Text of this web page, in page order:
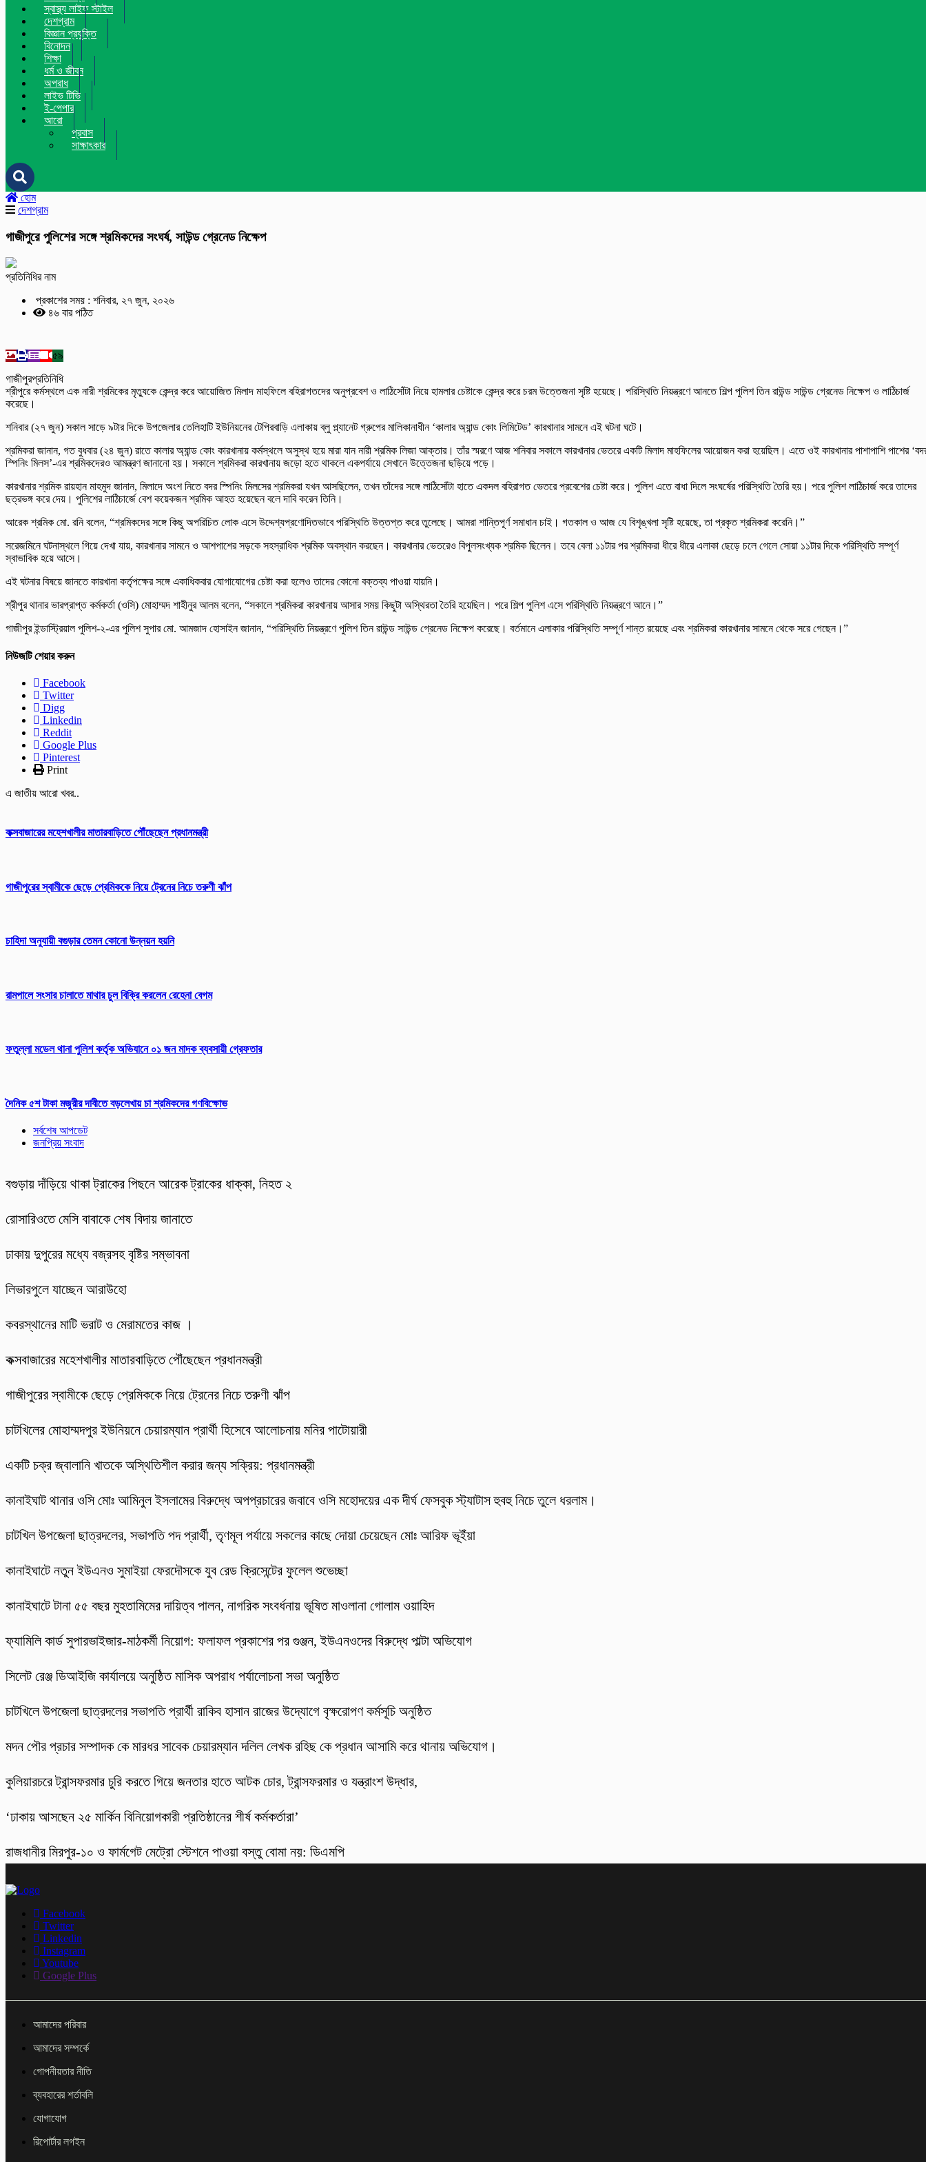
স্বাস্থ্য লাইফ স্টাইল
দেশগ্রাম
বিজ্ঞান প্রযুক্তি
বিনোদন
শিক্ষা
ধর্ম ও জীবন
অপরাধ
লাইভ টিভি
ই-পেপার
আরো
প্রবাস
সাক্ষাৎকার
হোম
দেশগ্রাম
গাজীপুরে পুলিশের সঙ্গে শ্রমিকদের সংঘর্ষ, সাউন্ড গ্রেনেড নিক্ষেপ
প্রতিনিধির নাম
প্রকাশের সময় : শনিবার, ২৭ জুন, ২০২৬
৪৬ বার পঠিত
৫৯
গাজীপুরপ্রতিনিধি
শ্রীপুরে কর্মস্থলে এক নারী শ্রমিকের মৃত্যুকে কেন্দ্র করে আয়োজিত মিলাদ মাহফিলে বহিরাগতদের অনুপ্রবেশ ও লাঠিসোঁটা নিয়ে হামলার চেষ্টাকে কেন্দ্র করে চরম উত্তেজনা সৃষ্টি হয়েছে। পরিস্থিতি নিয়ন্ত্রণে আনতে শিল্প পুলিশ তিন রাউন্ড সাউন্ড গ্রেনেড নিক্ষেপ ও লাঠিচার্জ
করেছে।
শনিবার (২৭ জুন) সকাল সাড়ে ৯টার দিকে উপজেলার তেলিহাটি ইউনিয়নের টেপিরবাড়ি এলাকায় ব্লু প্ল্যানেট গ্রুপের মালিকানাধীন ‘কালার অ্যান্ড কোং লিমিটেড’ কারখানার সামনে এই ঘটনা ঘটে।
শ্রমিকরা জানান, গত বুধবার (২৪ জুন) রাতে কালার অ্যান্ড কোং কারখানায় কর্মস্থলে অসুস্থ হয়ে মারা যান নারী শ্রমিক লিজা আক্তার। তাঁর স্মরণে আজ শনিবার সকালে কারখানার ভেতরে একটি মিলাদ মাহফিলের আয়োজন করা হয়েছিল। এতে ওই কারখানার পাশাপাশি পাশের
স্পিনিং মিলস’-এর শ্রমিকদেরও আমন্ত্রণ জানানো হয়। সকালে শ্রমিকরা কারখানায় জড়ো হতে থাকলে একপর্যায়ে সেখানে উত্তেজনা ছড়িয়ে পড়ে।
কারখানার শ্রমিক রায়হান মাহমুদ জানান, মিলাদে অংশ নিতে বদর স্পিনিং মিলসের শ্রমিকরা যখন আসছিলেন, তখন তাঁদের সঙ্গে লাঠিসোঁটা হাতে একদল বহিরাগত ভেতরে প্রবেশের চেষ্টা করে। পুলিশ এতে বাধা দিলে সংঘর্ষের পরিস্থিতি তৈরি হয়। পরে পুলিশ লাঠিচার্জ করে তাদের
ছত্রভঙ্গ করে দেয়। পুলিশের লাঠিচার্জে বেশ কয়েকজন শ্রমিক আহত হয়েছেন বলে দাবি করেন তিনি।
আরেক শ্রমিক মো. রনি বলেন, “শ্রমিকদের সঙ্গে কিছু অপরিচিত লোক এসে উদ্দেশ্যপ্রণোদিতভাবে পরিস্থিতি উত্তপ্ত করে তুলেছে। আমরা শান্তিপূর্ণ সমাধান চাই। গতকাল ও আজ যে বিশৃঙ্খলা সৃষ্টি হয়েছে, তা প্রকৃত শ্রমিকরা করেনি।”
সরেজমিনে ঘটনাস্থলে গিয়ে দেখা যায়, কারখানার সামনে ও আশপাশের সড়কে সহস্রাধিক শ্রমিক অবস্থান করছেন। কারখানার ভেতরেও বিপুলসংখ্যক শ্রমিক ছিলেন। তবে বেলা ১১টার পর শ্রমিকরা ধীরে ধীরে এলাকা ছেড়ে চলে গেলে সোয়া ১১টার দিকে পরিস্থিতি সম্পূর্ণ
স্বাভাবিক হয়ে আসে।
এই ঘটনার বিষয়ে জানতে কারখানা কর্তৃপক্ষের সঙ্গে একাধিকবার যোগাযোগের চেষ্টা করা হলেও তাদের কোনো বক্তব্য পাওয়া যায়নি।
শ্রীপুর থানার ভারপ্রাপ্ত কর্মকর্তা (ওসি) মোহাম্মদ শাহীনুর আলম বলেন, “সকালে শ্রমিকরা কারখানায় আসার সময় কিছুটা অস্থিরতা তৈরি হয়েছিল। পরে শিল্প পুলিশ এসে পরিস্থিতি নিয়ন্ত্রণে আনে।”
গাজীপুর ইন্ডাস্ট্রিয়াল পুলিশ-২-এর পুলিশ সুপার মো. আমজাদ হোসাইন জানান, “পরিস্থিতি নিয়ন্ত্রণে পুলিশ তিন রাউন্ড সাউন্ড গ্রেনেড নিক্ষেপ করেছে। বর্তমানে এলাকার পরিস্থিতি সম্পূর্ণ শান্ত রয়েছে এবং শ্রমিকরা কারখানার সামনে থেকে সরে গেছেন।”
নিউজটি শেয়ার করুন
Facebook
Twitter
Digg
Linkedin
Reddit
Google Plus
Pinterest
Print
এ জাতীয় আরো খবর..
কক্সবাজারের মহেশখালীর মাতারবাড়িতে পৌঁছেছেন প্রধানমন্ত্রী
গাজীপুরের স্বামীকে ছেড়ে প্রেমিককে নিয়ে ট্রেনের নিচে তরুণী ঝাঁপ
চাহিদা অনুযায়ী বগুড়ার তেমন কোনো উন্নয়ন হয়নি
‎রামপালে সংসার চালাতে মাথার চুল বিক্রি করলেন রেহেনা বেগম
ফতুল্লা মডেল থানা পুলিশ কর্তৃক অভিযানে ০১ জন মাদক ব্যবসায়ী গ্রেফতার
দৈনিক ৫শ টাকা মজুরীর দাবীতে বড়লেখায় চা শ্রমিকদের গণবিক্ষোভ
সর্বশেষ আপডেট
জনপ্রিয় সংবাদ
বগুড়ায় দাঁড়িয়ে থাকা ট্রাকের পিছনে আরেক ট্রাকের ধাক্কা, নিহত ২
রোসারিওতে মেসি বাবাকে শেষ বিদায় জানাতে
ঢাকায় দুপুরের মধ্যে বজ্রসহ বৃষ্টির সম্ভাবনা
লিভারপুলে যাচ্ছেন আরাউহো
কবরস্থানের মাটি ভরাট ও মেরামতের কাজ ।
কক্সবাজারের মহেশখালীর মাতারবাড়িতে পৌঁছেছেন প্রধানমন্ত্রী
গাজীপুরের স্বামীকে ছেড়ে প্রেমিককে নিয়ে ট্রেনের নিচে তরুণী ঝাঁপ
চাটখিলের মোহাম্মদপুর ইউনিয়নে চেয়ারম্যান প্রার্থী হিসেবে আলোচনায় মনির পাটোয়ারী
একটি চক্র জ্বালানি খাতকে অস্থিতিশীল করার জন্য সক্রিয়: প্রধানমন্ত্রী
কানাইঘাট থানার ওসি মোঃ আমিনুল ইসলামের বিরুদ্ধে অপপ্রচারের জবাবে ওসি মহোদয়ের এক দীর্ঘ ফেসবুক স্ট্যাটাস হুবহু নিচে তুলে ধরলাম।
চাটখিল উপজেলা ছাত্রদলের, সভাপতি পদ প্রার্থী, তৃণমূল পর্যায়ে সকলের কাছে দোয়া চেয়েছেন মোঃ আরিফ ভূইঁয়া
কানাইঘাটে নতুন ইউএনও সুমাইয়া ফেরদৌসকে যুব রেড ক্রিসেন্টের ফুলেল শুভেচ্ছা
কানাইঘাটে টানা ৫৫ বছর মুহতামিমের দায়িত্ব পালন, নাগরিক সংবর্ধনায় ভূষিত মাওলানা গোলাম ওয়াহিদ
ফ্যামিলি কার্ড সুপারভাইজার-মাঠকর্মী নিয়োগ: ফলাফল প্রকাশের পর গুঞ্জন, ইউএনওদের বিরুদ্ধে পাল্টা অভিযোগ
‎সিলেট রেঞ্জ ডিআইজি কার্যালয়ে অনুষ্ঠিত মাসিক অপরাধ পর্যালোচনা সভা অনুষ্ঠিত
চাটখিলে উপজেলা ছাত্রদলের সভাপতি প্রার্থী রাকিব হাসান রাজের উদ্যোগে বৃক্ষরোপণ কর্মসূচি অনুষ্ঠিত
মদন পৌর প্রচার সম্পাদক কে মারধর সাবেক চেয়ারম্যান দলিল লেখক রহিছ কে প্রধান আসামি করে থানায় অভিযোগ।
কুলিয়ারচরে ট্রান্সফরমার চুরি করতে গিয়ে জনতার হাতে আটক চোর, ট্রান্সফরমার ও যন্ত্রাংশ উদ্ধার,
‘ঢাকায় আসছেন ২৫ মার্কিন বিনিয়োগকারী প্রতিষ্ঠানের শীর্ষ কর্মকর্তারা’
রাজধানীর মিরপুর-১০ ও ফার্মগেট মেট্রো স্টেশনে পাওয়া বস্তু বোমা নয়: ডিএমপি
Facebook
Twitter
Linkedin
Instagram
Youtube
Google Plus
আমাদের পরিবার
আমাদের সম্পর্কে
গোপনীয়তার নীতি
ব্যবহারের শর্তাবলি
যোগাযোগ
রিপোর্টার লগইন